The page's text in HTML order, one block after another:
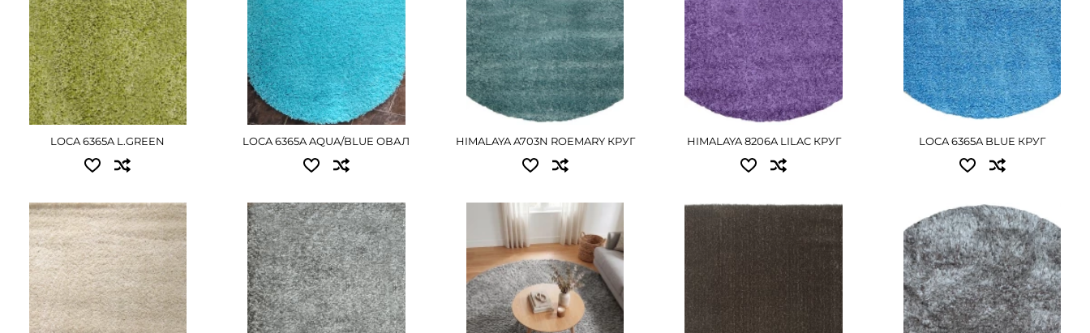
LOCA 6365A L.GREEN
ПОДРОБНЕЕ
LOCA 6365A AQUA/BLUE ОВАЛ HIMALAYA A703N ROEMARY КРУГ HIMALAYA 8206A LILAC КРУГ LOCA 6365A BLUE КРУГ
Доступные размеры:
2.00x3.00 - 5400 грн
ПОДРОБНЕЕ
Доступные размеры:
0.80x1.50 - 1845 грн
ПОДРОБНЕЕ
Доступные размеры:
1.50x1.50 - 2430 грн
2.00x2.00 - 4365 грн
ПОДРОБНЕЕ
Доступные размеры:
0.80x1.50 - 1845 грн
1.20x1.70 - 3060 грн
2.00x3.00 - 8640 грн
2.80x3.80 - 15255 грн
Доступные размеры:
1.60x1.60 - 6255 грн
2.00x2.00 - 9630 грн
ПОДРОБНЕЕ